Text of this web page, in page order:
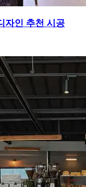
자인 추천 시공